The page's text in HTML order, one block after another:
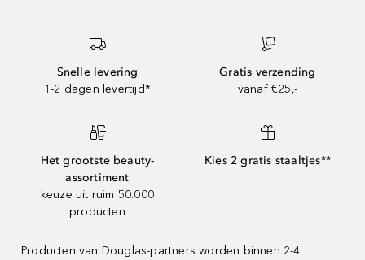
Snelle levering
1-2 dagen levertijd*
Gratis verzending
vanaf €25,-
Het grootste beauty-
assortiment
keuze uit ruim 50.000
producten
Kies 2 gratis staaltjes**
Producten van Douglas-partners worden binnen 2-4